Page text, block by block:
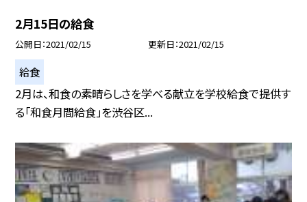
2月15日の給食
公開日 2021/02/15 更新日 2021/02/15
給食
2月は、和食の素晴らしさを学べる献立を学校給食で提供す
る「和食月間給食」を渋谷区...